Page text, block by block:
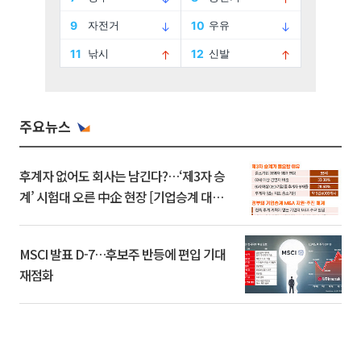
주요뉴스
후계자 없어도 회사는 남긴다?…‘제3자 승
계’ 시험대 오른 中企 현장 [기업승계 대전
MSCI 발표 D-7…후보주 반등에 편입 기대
재점화